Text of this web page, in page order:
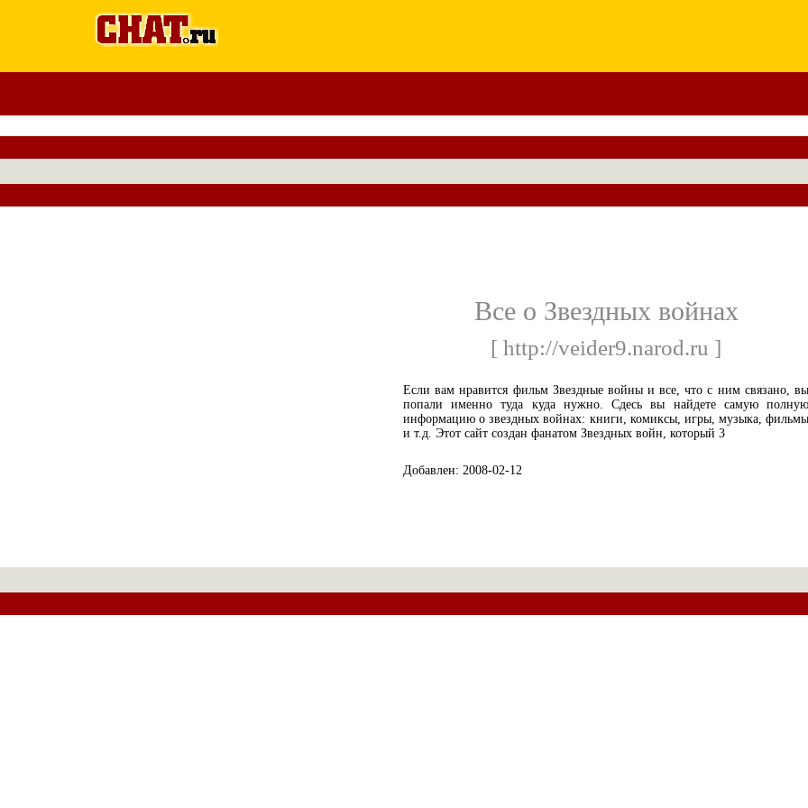
Все о Звездных войнах
[ http://veider9.narod.ru ]
Если вам нравится фильм Звездные войны и все, что с ним связано, вы
попали именно туда куда нужно. Сдесь вы найдете самую полную
информацию о звездных войнах: книги, комиксы, игры, музыка, фильмы
и т.д. Этот сайт создан фанатом Звездных войн, который 3
Добавлен: 2008-02-12